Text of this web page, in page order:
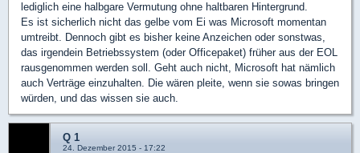
lediglich eine halbgare Vermutung ohne haltbaren Hintergrund.
Es ist sicherlich nicht das gelbe vom Ei was Microsoft momentan
umtreibt. Dennoch gibt es bisher keine Anzeichen oder sonstwas,
das irgendein Betriebssystem (oder Officepaket) früher aus der EOL
rausgenommen werden soll. Geht auch nicht, Microsoft hat nämlich
auch Verträge einzuhalten. Die wären pleite, wenn sie sowas bringen
würden, und das wissen sie auch.
Q 1
24. Dezember 2015 - 17:22